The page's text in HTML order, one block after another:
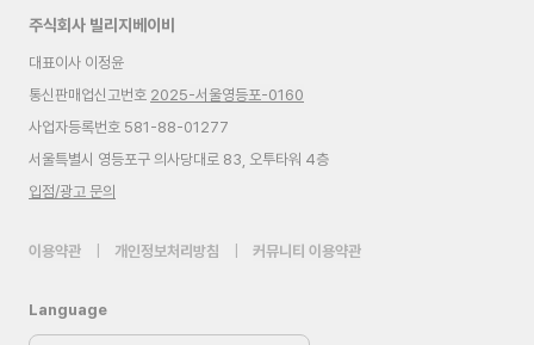
주식회사 빌리지베이비
대표이사 이정윤
통신판매업신고번호 2025-서울영등포-0160
사업자등록번호 581-88-01277
서울특별시 영등포구 의사당대로 83, 오투타워 4층
입점/광고 문의
이용약관 개인정보처리방침 커뮤니티 이용약관
Language